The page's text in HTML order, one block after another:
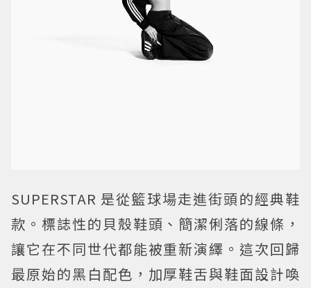
SUPERSTAR 是從籃球場走進街頭的經典鞋
款。標誌性的貝殼鞋頭、簡潔俐落的線條，
讓它在不同世代都能被重新演繹。這次回歸
最原始的黑白配色，加厚鞋舌與鞋面設計喚